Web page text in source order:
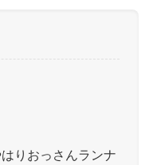
りおっさんランナ